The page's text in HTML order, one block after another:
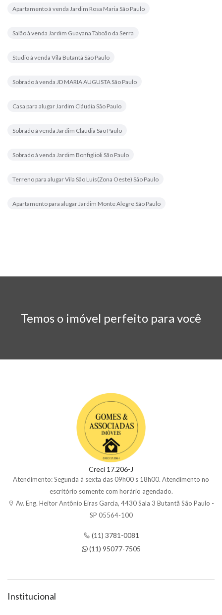
Apartamento à venda Jardim Rosa Maria São Paulo
Salão à venda Jardim Guayana Taboão da Serra
Studio à venda Vila Butantã São Paulo
Sobrado à venda JD MARIA AUGUSTA São Paulo
Casa para alugar Jardim Cláudia São Paulo
Sobrado à venda Jardim Claudia São Paulo
Sobrado à venda Jardim Bonfiglioli São Paulo
Terreno para alugar Vila São Luís(Zona Oeste) São Paulo
Apartamento para alugar Jardim Monte Alegre São Paulo
Temos o imóvel perfeito para você
Creci 17.206-J
Atendimento: Segunda à sexta das 09h00 s 18h00. Atendimento no
escritório somente com horário agendado.
Av. Eng. Heitor Antônio Eiras Garcia, 4430 Sala 3 Butantã São Paulo -
SP 05564-100
(11) 3781-0081
(11) 95077-7505
Institucional